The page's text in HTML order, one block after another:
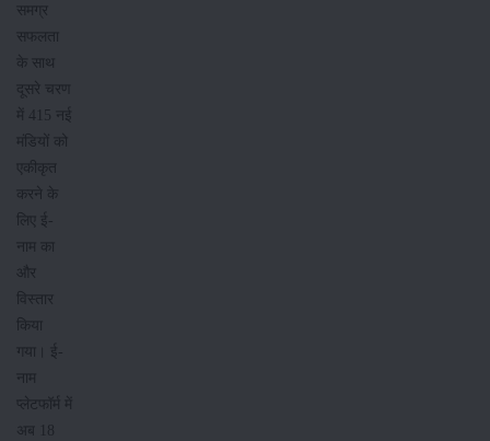
समग्र
सफलता
के साथ
दूसरे चरण
में 415 नई
मंडियों को
एकीकृत
करने के
लिए ई-
नाम का
और
विस्तार
किया
गया। ई-
नाम
प्लेटफॉर्म में
अब 18